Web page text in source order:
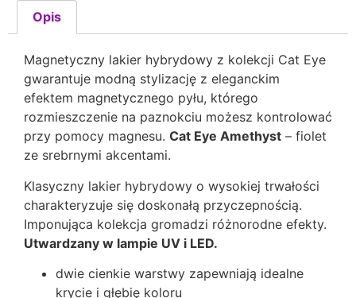
Opis
Magnetyczny lakier hybrydowy z kolekcji Cat Eye
gwarantuje modną stylizację z eleganckim
efektem magnetycznego pyłu, którego
rozmieszczenie na paznokciu możesz kontrolować
przy pomocy magnesu. Cat Eye Amethyst – fiolet
ze srebrnymi akcentami.
Klasyczny lakier hybrydowy o wysokiej trwałości
charakteryzuje się doskonałą przyczepnością.
Imponująca kolekcja gromadzi różnorodne efekty.
Utwardzany w lampie UV i LED.
dwie cienkie warstwy zapewniają idealne
krycie i głębię koloru